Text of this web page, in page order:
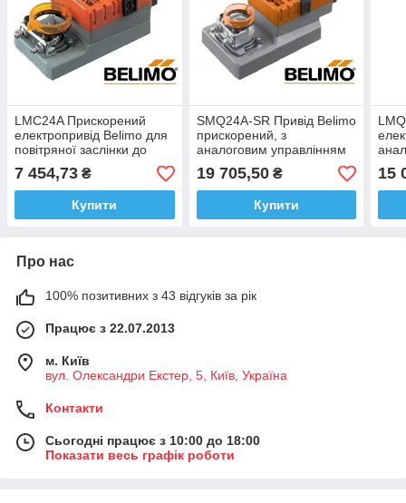
LMC24A Прискорений
електропривід Belimo для
повітряної заслінки до
1,0м² 35 секунд
7 454,73 ₴
Купити
SMQ24A-SR Привід Belimo
прискорений, з
аналоговим управлінням
для повітряної заслінки
3,0 м² - 7 секунд!
19 705,50₴
Купити
для
0,8
15
Про нас
100% позитивних з 43 відгуків за рік
Працює з 22.07.2013
м. Київ
вул. Олександри Екстер, 5, Київ, Україна
Контакти
Сьогодні працює з 10:00 до 18:00
Показати весь графік роботи